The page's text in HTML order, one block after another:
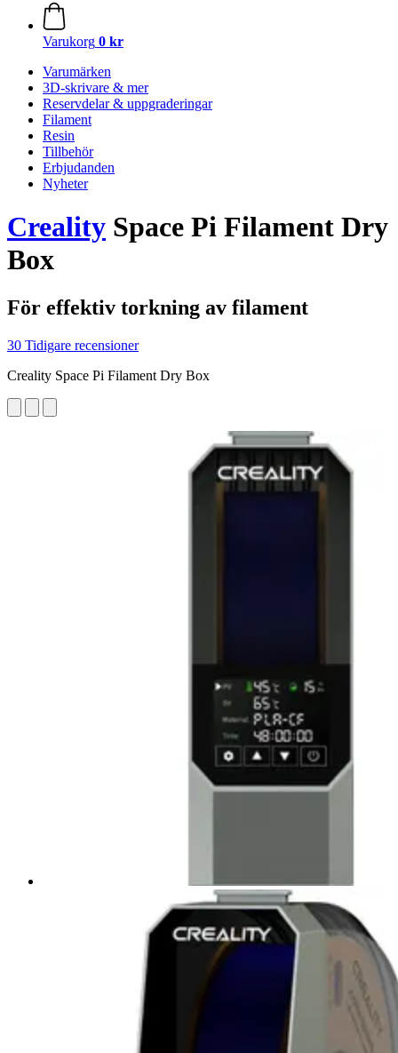
Varukorg 0 kr
Varumärken
3D-skrivare & mer
Reservdelar & uppgraderingar
Filament
Resin
Tillbehör
Erbjudanden
Nyheter
Creality Space Pi Filament Dry
Box
För effektiv torkning av filament
30 Tidigare recensioner
Creality Space Pi Filament Dry Box